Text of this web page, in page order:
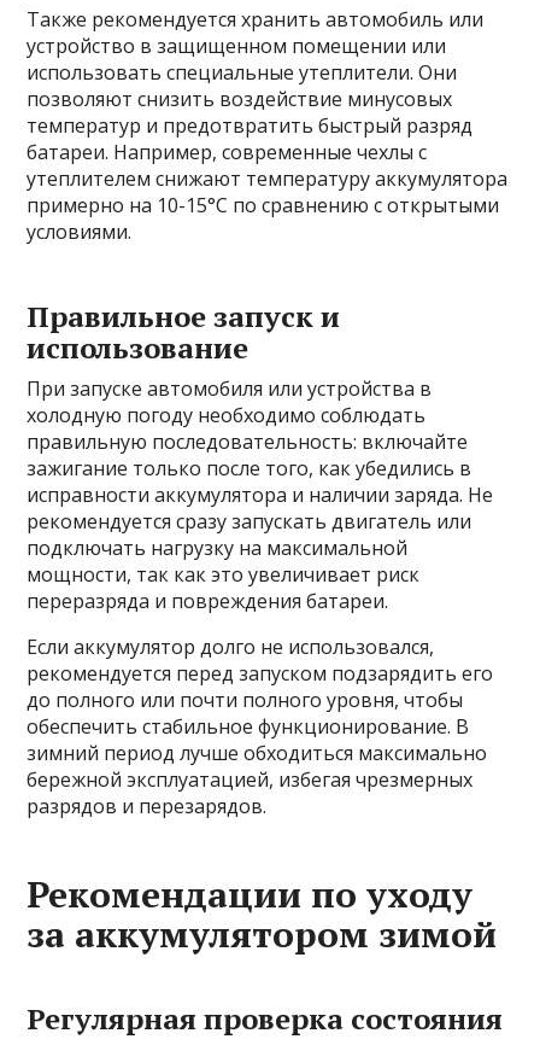
Также рекомендуется хранить автомобиль или
устройство в защищенном помещении или
использовать специальные утеплители. Они
позволяют снизить воздействие минусовых
температур и предотвратить быстрый разряд
батареи. Например, современные чехлы с
утеплителем снижают температуру аккумулятора
примерно на 10-15°C по сравнению с открытыми
условиями.
Правильное запуск и
использование
При запуске автомобиля или устройства в
холодную погоду необходимо соблюдать
правильную последовательность: включайте
зажигание только после того, как убедились в
исправности аккумулятора и наличии заряда. Не
рекомендуется сразу запускать двигатель или
подключать нагрузку на максимальной
мощности, так как это увеличивает риск
переразряда и повреждения батареи.
Если аккумулятор долго не использовался,
рекомендуется перед запуском подзарядить его
до полного или почти полного уровня, чтобы
обеспечить стабильное функционирование. В
зимний период лучше обходиться максимально
бережной эксплуатацией, избегая чрезмерных
разрядов и перезарядов.
Рекомендации по уходу
за аккумулятором зимой
Регулярная проверка состояния